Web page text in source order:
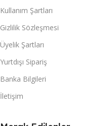
Kullanım Şartları
Gizlilik Sözleşmesi
Üyelik Şartları
Yurtdışı Sipariş
Banka Bilgileri
İletişim